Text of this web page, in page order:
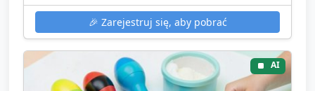
🎉 Zarejestruj się, aby pobrać
AI